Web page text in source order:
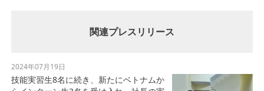
関連プレスリリース
2024年07月19日
技能実習生8名に続き、新たにベトナムか